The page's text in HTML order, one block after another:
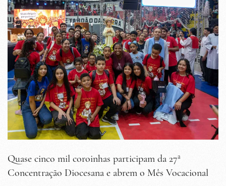
Quase cinco mil coroinhas participam da 27ª
Concentração Diocesana e abrem o Mês Vocacional